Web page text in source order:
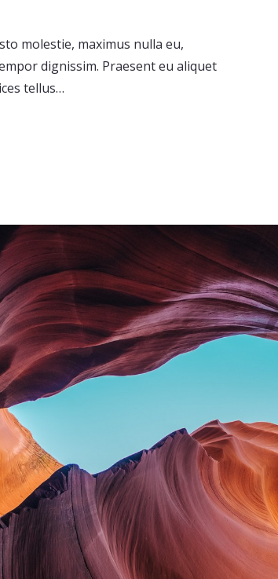
molestie, maximus nulla eu,
dignissim. Praesent eu aliquet
tellus…